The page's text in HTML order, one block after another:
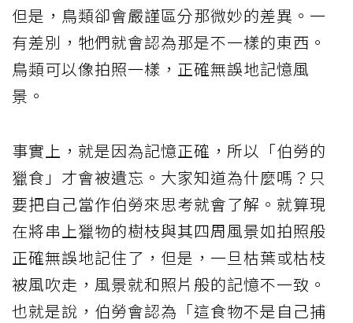
但是，鳥類卻會嚴謹區分那微妙的差異。一
有差別，牠們就會認為那是不一樣的東西。
鳥類可以像拍照一樣，正確無誤地記憶風
景。
事實上，就是因為記憶正確，所以「伯勞的
獵食」才會被遺忘。大家知道為什麼嗎？只
要把自己當作伯勞來思考就會了解。就算現
在將串上獵物的樹枝與其四周風景如拍照般
正確無誤地記住了，但是，一旦枯葉或枯枝
被風吹走，風景就和照片般的記憶不一致。
也就是說，伯勞會認為「這食物不是自己捕